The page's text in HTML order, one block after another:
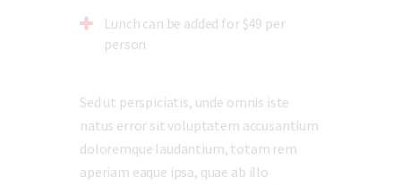
Lunch can be added for $49 per
person
Sed ut perspiciatis, unde omnis iste
natus error sit voluptatem accusantium
doloremque laudantium, totam rem
aperiam eaque ipsa, quae ab illo